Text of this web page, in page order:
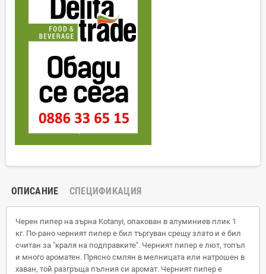
ОПИСАНИЕ СПЕЦИФИКАЦИЯ
Черен пипер на зърна Kotanyi, опакован в алуминиев плик 1
кг. По-рано черният пипер е бил търгуван срещу злато и е бил
считан за "краля на подправките". Черният пипер е лют, топъл
и много ароматен. Прясно смлян в мелницата или натрошен в
хаван, той разгръща пълния си аромат. Черният пипер е